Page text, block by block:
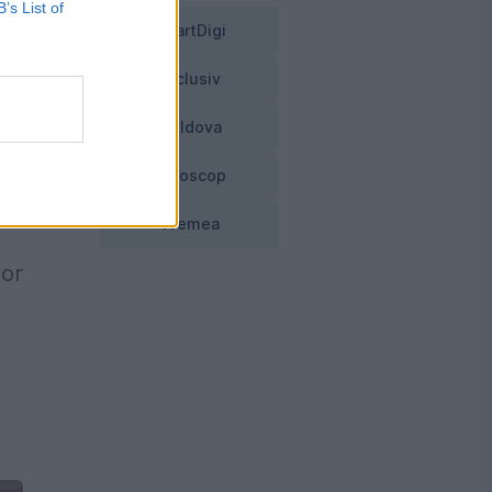
List of
SmartDigi
Exclusiv
Moldova
Horoscop
Vremea